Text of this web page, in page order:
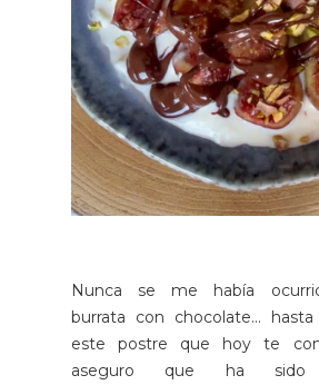
Nunca se me había
burrata con chocolate…
este postre que hoy te
aseguro que ha